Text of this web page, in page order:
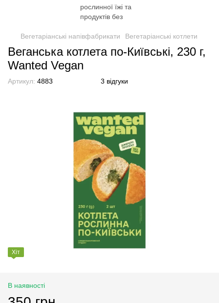
Вегетаріанські напівфабрикати Вегетаріанські котлети
Веганська котлета по-Київські, 230 г,
Wanted Vegan
Артикул: 4883 3 відгуки
Хіт
В наявності